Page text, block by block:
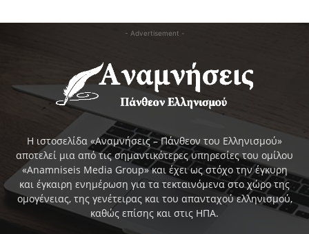
- Advertisement -
Η ιστοσελίδα «Αναμνήσεις – Πάνθεον του Ελληνισμού»
αποτελεί μια από τις σημαντικότερες υπηρεσίες του ομίλου
«Anamniseis Media Group» και έχει ως στόχο την έγκυρη
και έγκαιρη ενημέρωση για τα τεκταινόμενα στο χώρο της
ομογένειας, της γενέτειρας και του απανταχού ελληνισμού,
καθώς επίσης και στις ΗΠΑ.